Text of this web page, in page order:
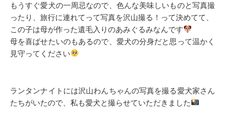
もうすぐ愛犬の一周忌なので、色んな美味しいものと写真撮
ったり、旅行に連れてって写真を沢山撮る！って決めてて、
この子は母が作った遺毛入りのあみぐるみなんです
母を喜ばせたいのもあるので、愛犬の分身だと思って温かく
見守ってください
ランタンナイトには沢山わんちゃんの写真を撮る愛犬家さん
たちがいたので、私も愛犬と撮らせていただきました